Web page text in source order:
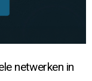
netwerken in